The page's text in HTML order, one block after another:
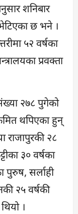
शनिबार
छ भने ।
५२ वर्षका
प्रवक्ता
२७८ पुगेको
थपिएका हुन्
राजापुरकी २८
३० वर्षका
पुरुष, सर्लाही
२५ वर्षकी
।